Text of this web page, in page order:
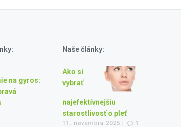
na gyros:
Naše články:
Ako si
vybrať
najefektívnejšiu
starostlivosť o pleť
11. novembra 2025 | 1